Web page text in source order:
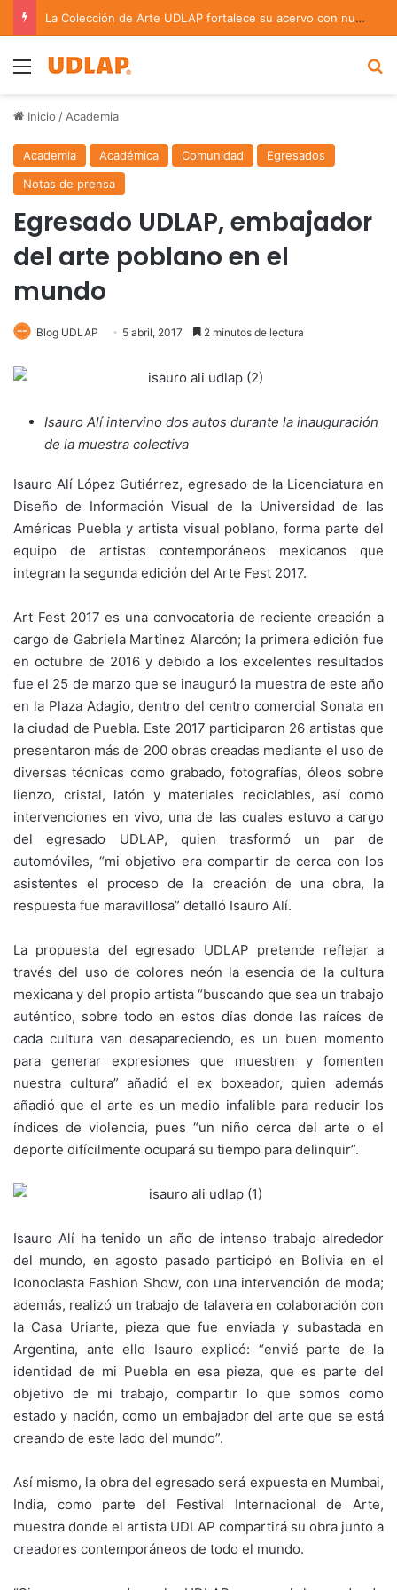
La Colección de Arte UDLAP fortalece su acervo con nuevas obras de artistas emergentes y consolidados
Menu
Inicio / Academia
Academia Académica Comunidad
Egresados
Notas de prensa
Egresado UDLAP, embajador
del arte poblano en el
mundo
Blog UDLAP 5 abril, 2017 2 minutos de lectura
Isauro Alí intervino dos autos durante la inauguración
de la muestra colectiva
Isauro Alí López Gutiérrez, egresado de la Licenciatura en
Diseño de Información Visual de la Universidad de las
Américas Puebla y artista visual poblano, forma parte del
equipo de artistas contemporáneos mexicanos que
integran la segunda edición del Arte Fest 2017.
Art Fest 2017 es una convocatoria de reciente creación a
cargo de Gabriela Martínez Alarcón; la primera edición fue
en octubre de 2016 y debido a los excelentes resultados
fue el 25 de marzo que se inauguró la muestra de este año
en la Plaza Adagio, dentro del centro comercial Sonata en
la ciudad de Puebla. Este 2017 participaron 26 artistas que
presentaron más de 200 obras creadas mediante el uso de
diversas técnicas como grabado, fotografías, óleos sobre
lienzo, cristal, latón y materiales reciclables, así como
intervenciones en vivo, una de las cuales estuvo a cargo
del egresado UDLAP, quien trasformó un par de
automóviles, “mi objetivo era compartir de cerca con los
asistentes el proceso de la creación de una obra, la
respuesta fue maravillosa” detalló Isauro Alí.
La propuesta del egresado UDLAP pretende reflejar a
través del uso de colores neón la esencia de la cultura
mexicana y del propio artista “buscando que sea un trabajo
auténtico, sobre todo en estos días donde las raíces de
cada cultura van desapareciendo, es un buen momento
para generar expresiones que muestren y fomenten
nuestra cultura” añadió el ex boxeador, quien además
añadió que el arte es un medio infalible para reducir los
índices de violencia, pues “un niño cerca del arte o el
deporte difícilmente ocupará su tiempo para delinquir”.
Isauro Alí ha tenido un año de intenso trabajo alrededor
del mundo, en agosto pasado participó en Bolivia en el
Iconoclasta Fashion Show, con una intervención de moda;
además, realizó un trabajo de talavera en colaboración con
la Casa Uriarte, pieza que fue enviada y subastada en
Argentina, ante ello Isauro explicó: “envié parte de la
identidad de mi Puebla en esa pieza, que es parte del
objetivo de mi trabajo, compartir lo que somos como
estado y nación, como un embajador del arte que se está
creando de este lado del mundo”.
Así mismo, la obra del egresado será expuesta en Mumbai,
India, como parte del Festival Internacional de Arte,
muestra donde el artista UDLAP compartirá su obra junto a
creadores contemporáneos de todo el mundo.